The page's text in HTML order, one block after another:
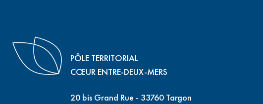
PÔLE TERRITORIAL
CŒUR ENTRE-DEUX-MERS
20 bis Grand Rue - 33760 Targon